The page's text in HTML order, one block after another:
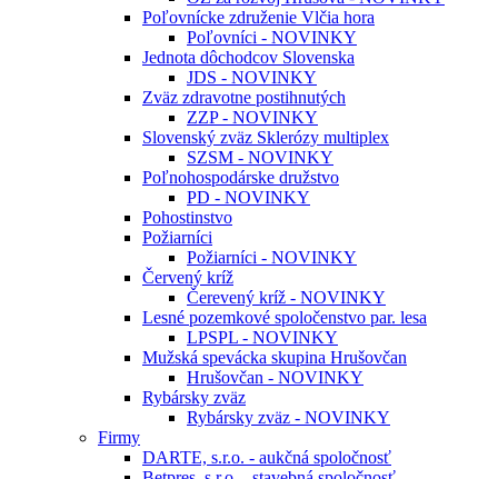
Poľovnícke združenie Vlčia hora
Poľovníci - NOVINKY
Jednota dôchodcov Slovenska
JDS - NOVINKY
Zväz zdravotne postihnutých
ZZP - NOVINKY
Slovenský zväz Sklerózy multiplex
SZSM - NOVINKY
Poľnohospodárske družstvo
PD - NOVINKY
Pohostinstvo
Požiarníci
Požiarníci - NOVINKY
Červený kríž
Čerevený kríž - NOVINKY
Lesné pozemkové spoločenstvo par. lesa
LPSPL - NOVINKY
Mužská spevácka skupina Hrušovčan
Hrušovčan - NOVINKY
Rybársky zväz
Rybársky zväz - NOVINKY
Firmy
DARTE, s.r.o. - aukčná spoločnosť